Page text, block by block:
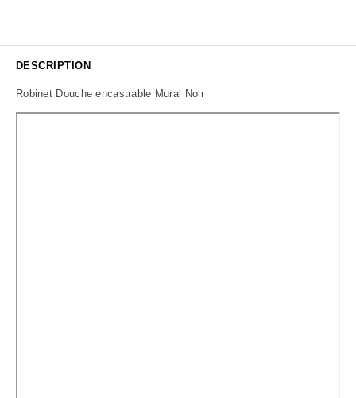
DESCRIPTION
Robinet Douche encastrable Mural Noir